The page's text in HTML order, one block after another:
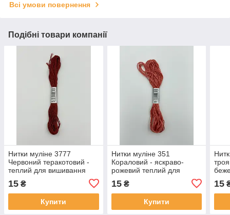
Всі умови повернення
Подібні товари компанії
Нитки муліне 3777
Червоний теракотовий -
теплий для вишивання
15 ₴
Купити
Нитки муліне 351
Кораловий - яскраво-
рожевий теплий для
15₴
Купити
15